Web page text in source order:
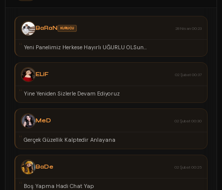
BaRaN KURUCU 28 Nisan 00:23
Yeni Panelimiz Herkese Hayırlı UĞURLU OLSun...
ELiF 02 Şubat 00:37
Yine Yeniden Sizlerle Devam Ediyoruz
MeD 02 Şubat 00:30
Gerçek Güzellik Kalptedir Anlayana
BaDe 02 Şubat 00:25
Boş Yapma Hadi Chat Yap